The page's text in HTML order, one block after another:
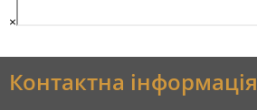
×
Контактна інформація